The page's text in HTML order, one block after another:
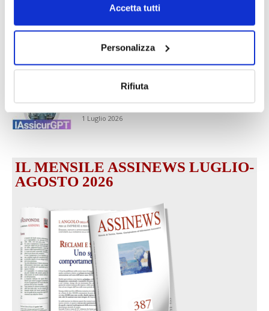
Accetta tutti
Personalizza
Rifiuta
Notizie sponsorizzate
Prima Assicurazioni: grande
partecipazione alla Convention degli
1 Luglio 2026
MAGNIFICA HUMANITAS (l’impatto
dell’IA sul futuro e oltre)
1 Luglio 2026
IL MENSILE ASSINEWS LUGLIO-
AGOSTO 2026